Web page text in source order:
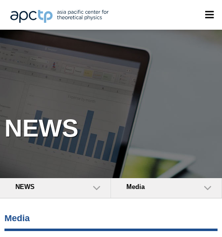
NEWS
NEWS Media
Media